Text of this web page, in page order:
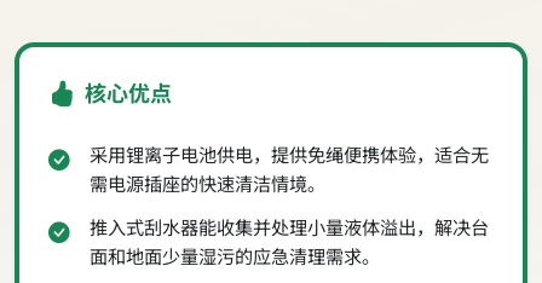
核心优点
采用锂离子电池供电，提供免绳便携体验，适合无
需电源插座的快速清洁情境。
推入式刮水器能收集并处理小量液体溢出，解决台
面和地面少量湿污的应急清理需求。